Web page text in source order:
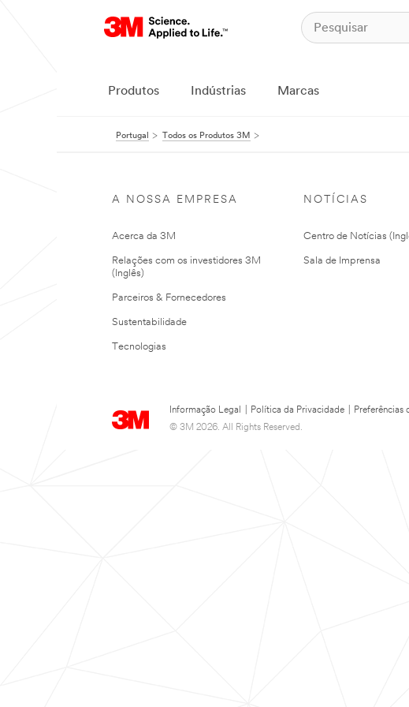
Produtos Indústrias Marcas
Portugal Todos os Produtos 3M
A NOSSA EMPRESA
Acerca da 3M
Relações com os investidores 3M
(Inglês)
Parceiros & Fornecedores
Sustentabilidade
Tecnologias
NOTÍCIAS
Centro de Notícias
Sala de Imprensa
Informação Legal Política da Privacidade
Preferências
© 3M 2026. All Rights Reserved.